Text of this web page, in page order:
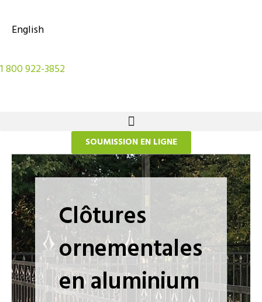
English
1 800 922-3852
SOUMISSION EN LIGNE
Clôtures
ornementales
en aluminium